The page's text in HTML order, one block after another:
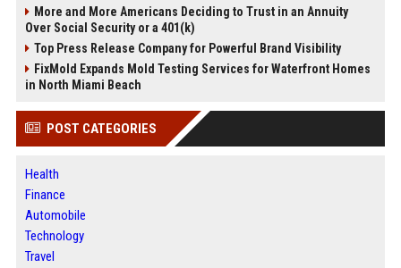
More and More Americans Deciding to Trust in an Annuity
Over Social Security or a 401(k)
Top Press Release Company for Powerful Brand Visibility
FixMold Expands Mold Testing Services for Waterfront Homes
in North Miami Beach
POST CATEGORIES
Health
Finance
Automobile
Technology
Travel